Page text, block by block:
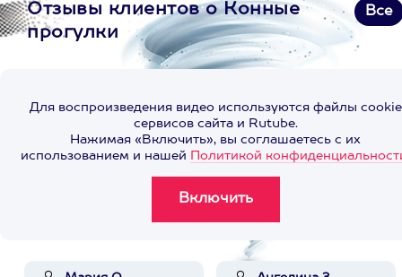
Отзывы клиентов о Конные
прогулки
Все
Для воспроизведения видео используются файлы cookie
сервисов сайта и Rutube.
Нажимая «Включить», вы соглашаетесь с их
использованием и нашей Политикой